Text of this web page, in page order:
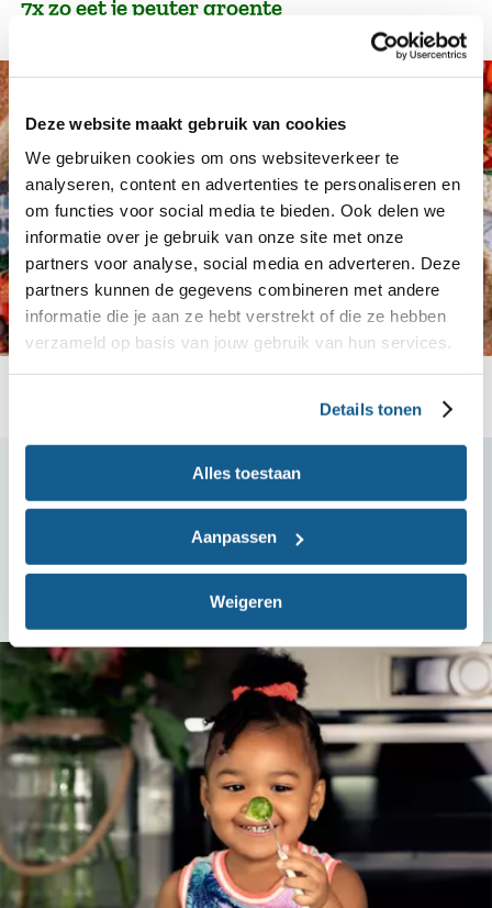
Deze website maakt gebruik van cookies
We gebruiken cookies om ons websiteverkeer te
analyseren, content en advertenties te personaliseren en
om functies voor social media te bieden. Ook delen we
informatie over je gebruik van onze site met onze
partners voor analyse, social media en adverteren. Deze
partners kunnen de gegevens combineren met andere
informatie die je aan ze hebt verstrekt of die ze hebben
verzameld op basis van jouw gebruik van hun services.
Details tonen
Alles toestaan
Aanpassen
Weigeren
7x zo eet je peuter groente
Meer recepten
Bekijk onze tips over gezonde